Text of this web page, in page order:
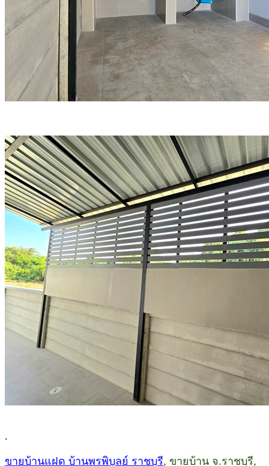
.
ขายบ้านแฝด บ้านพรพิบูลย์ ราชบุรี, ขายบ้าน จ.ราชบุรี,